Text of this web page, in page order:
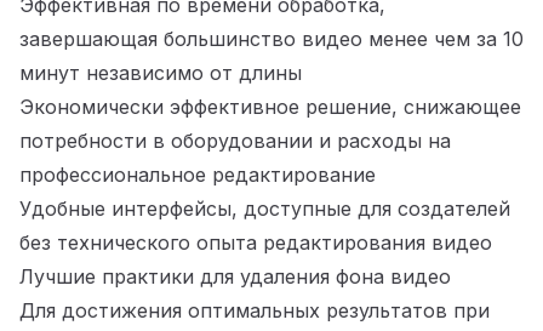
Эффективная по времени обработка,
завершающая большинство видео менее чем за 10
минут независимо от длины
Экономически эффективное решение, снижающее
потребности в оборудовании и расходы на
профессиональное редактирование
Удобные интерфейсы, доступные для создателей
без технического опыта редактирования видео
Лучшие практики для удаления фона видео
Для достижения оптимальных результатов при